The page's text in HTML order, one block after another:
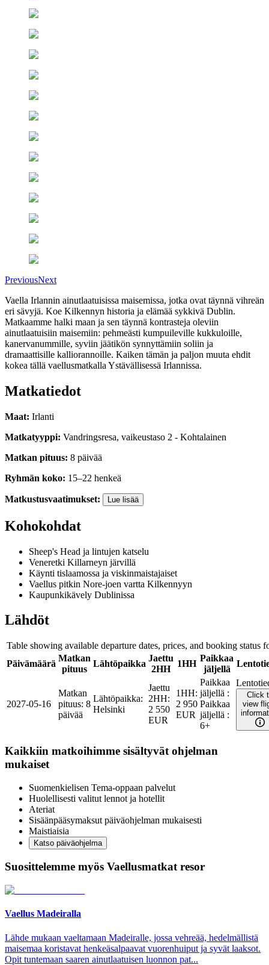
PreviousNext
Vaella Irlannin ainutlaatuisissa maisemissa, jotka ovat täynnä vihreän
eri sävyjä. Koe Kilkennyn historia ja elämää sykkivä Dublin.
Matkaamme halki maan ja sen täynnä kontrasteja oleviin
ainutlaatuisiin maisemiin: pehmeästi kumpuileville kukkuloille,
kanervanummille, syviin jäätikön synnyttämiin soliin ja
dramaattisille kalliorannoille. Kaiken tämän ja paljon muuta ehdit
kokea tällä vaellusmatkalla Ystävällisessä Irlannissa.
Matkatiedot
Maat: Irlanti
Matkatyyppi: Vandringsresa, vaikeustaso 2 - Kohtalainen
Matkan pituus: 8 päivää
Ryhmän koko: 15–22 henkeä
Matkustusvaatimukset: Lue lisää
Kohokohdat
Sheep's Head ja lintujen katselu
Veneretki Killarneyn järvillä
Käynti tislaamossa ja viskinmaistajaiset
Vaellus pitkin Nore-joen vartta Kilkennyyn
Kaupunkikävely Dublinissa
Lähdöt
Table showing available departure dates, prices, and booking status
Päivämäärä
Matkan
pituus
Lähtöpaikka
Jaettu
2HH
1HH
Paikkaa
jäljellä
2027-05-16
Matkan
pituus: 8
päivää
Lähtöpaikka:
Helsinki
Jaettu
2HH:
2 550
EUR
1HH:
2 950
EUR
Paikkaa
jäljellä :
Paikkaa
jäljellä :
6+
Click
view
Kaikkiin matkoihimme sisältyvät ohjelman
mukaiset
Suomenkielisen Tema-oppaan palvelut
Huolellisesti valitut lennot ja hotellit
Ateriat
Sisäänpääsymaksut päiväohjelman mukaisesti
Maistiaisia
Katso päiväohjelma
Suosittelemme myös Vaellusmatkat resor
Vaellus Madeiralla
Lähde mukaan vaeltamaan Madeiralle, jossa vehreää, hedelmällistä
maisemaa koristavat henkeäsalpaavat vuorenhuiput ja syvät laaksot.
Opit tuntemaan saaren ainutlaatuisen luonnon pat...